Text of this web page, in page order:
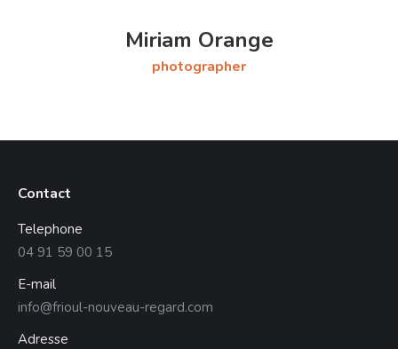
Miriam Orange
photographer
Contact
Telephone
04 91 59 00 15
E-mail
info@frioul-nouveau-regard.com
Adresse